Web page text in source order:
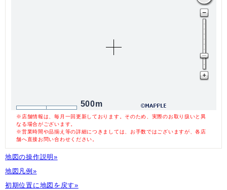
500m
※店舗情報は、毎月一回更新しております。そのため、実際のお取り扱いと異
なる場合がございます。
※営業時間や品揃え等の詳細につきましては、お手数ではございますが、各店
舗へ直接お問い合わせください。
地図の操作説明»
地図凡例»
初期位置に地図を戻す»